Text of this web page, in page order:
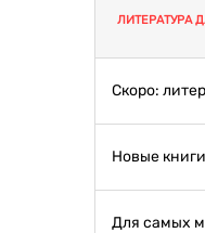
ЛИТЕРАТУРА
Скоро:
Новые
Для самых